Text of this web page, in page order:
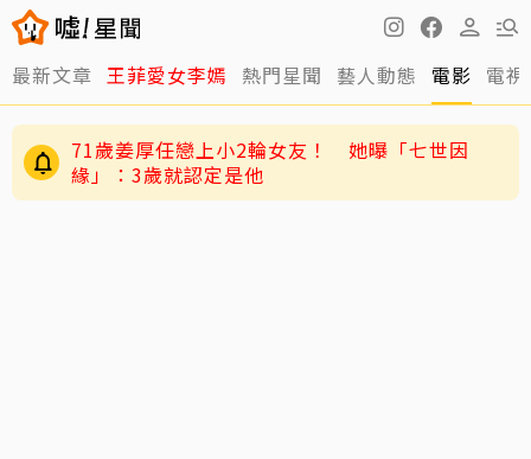
最新文章 王菲愛女李嫣 熱門星聞 藝人動態 電影 電視
71歲姜厚任戀上小2輪女友！ 她曝「七世因
緣」：3歲就認定是他